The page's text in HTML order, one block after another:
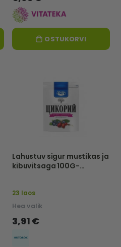
OSTUKORVI
Lahustuv sigur mustikas ja
kibuvitsaga 100G-
23 laos
Hea valik
3,91 €